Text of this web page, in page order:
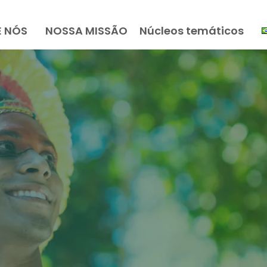
NÓS NOSSA MISSÃO Núcleos temáticos